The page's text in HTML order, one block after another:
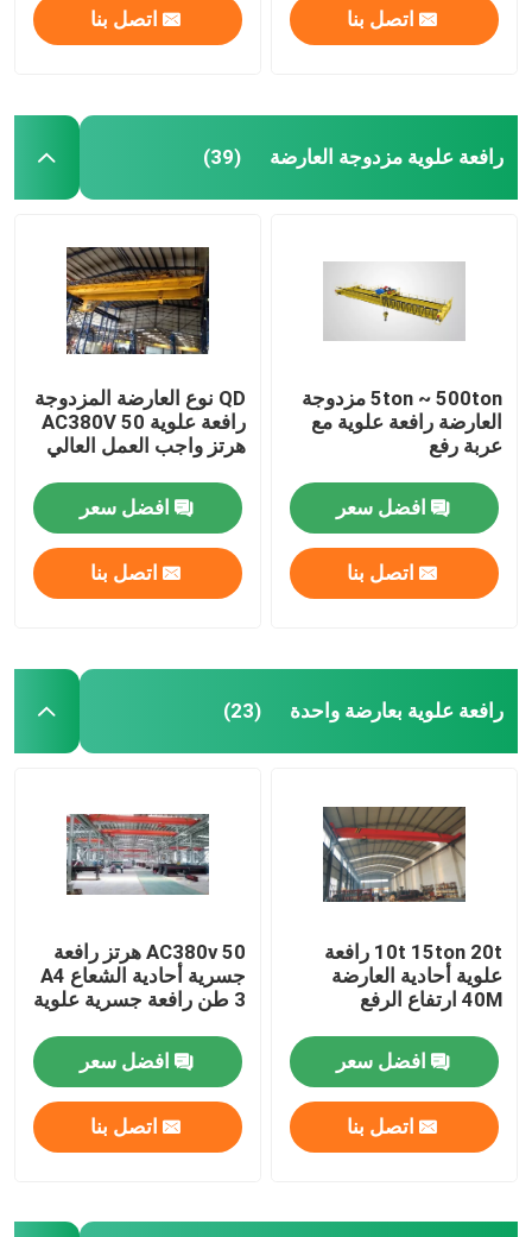
اتصل بنا اتصل بنا
رافعة علوية مزدوجة العارضة (39)
5ton ~ 500ton مزدوجة
العارضة رافعة علوية مع
عربة رفع
افضل سعر
اتصل بنا
QD نوع العارضة المزدوجة
رافعة علوية AC380V 50
هرتز واجب العمل العالي
افضل سعر
اتصل بنا
رافعة علوية بعارضة واحدة (23)
10t 15ton 20t رافعة
علوية أحادية العارضة
40M ارتفاع الرفع
افضل سعر
اتصل بنا
AC380v 50 هرتز رافعة
جسرية أحادية الشعاع A4
3 طن رافعة جسرية علوية
افضل سعر
اتصل بنا